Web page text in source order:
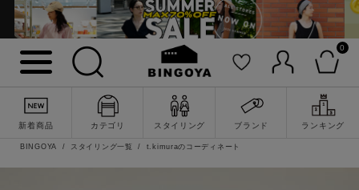
0
新着商品 カテゴリ スタイリング ブランド ランキング
BINGOYA スタイリング一覧 t.kimuraのコーディネート